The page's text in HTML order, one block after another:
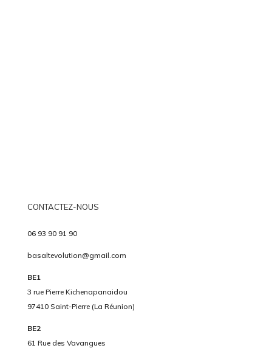
CONTACTEZ-NOUS
06 93 90 91 90
basaltevolution@gmail.com
BE1
3 rue Pierre Kichenapanaidou
97410 Saint-Pierre (La Réunion)
BE2
61 Rue des Vavangues